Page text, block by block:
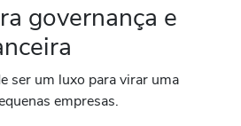
governança e
ser um luxo para virar uma
empresas.